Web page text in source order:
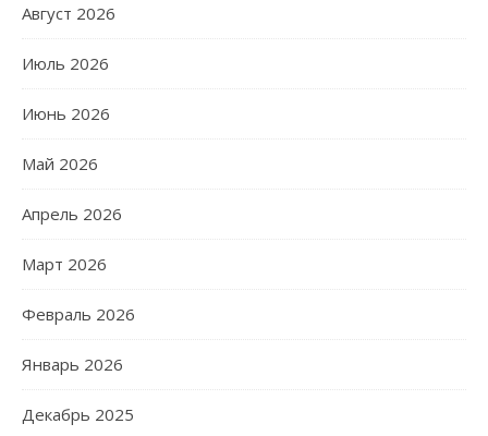
Август 2026
Июль 2026
Июнь 2026
Май 2026
Апрель 2026
Март 2026
Февраль 2026
Январь 2026
Декабрь 2025